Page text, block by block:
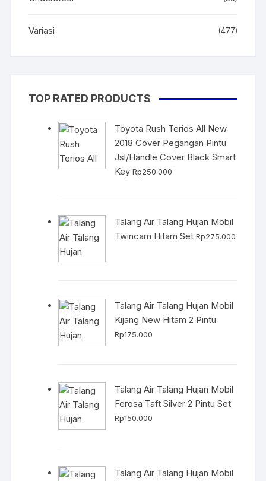
Variasi (477)
TOP RATED PRODUCTS
Toyota Rush Terios All New
2018 Cover Pegangan Pintu
Jsl/Handle Cover Black Smart
Key Rp250.000
Talang Air Talang Hujan Mobil
Twincam Hitam Set Rp275.000
Talang Air Talang Hujan Mobil
Kijang New Hitam 2 Pintu
Rp175.000
Talang Air Talang Hujan Mobil
Ferosa Taft Silver 2 Pintu Set
Rp150.000
Talang Air Talang Hujan Mobil